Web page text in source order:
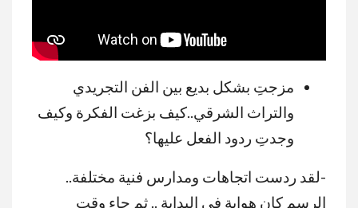
مزجتِ بشكل بديع بين الفن التجريدي
والتراث الشرقي..كيف بزغت الفكرة وكيف
وجدتِ ردود الفعل عليها؟
-لقد ردست اتجاهات ومدارس فنية مختلفة..
الرسم كان هواية فى البداية .. ثم جاء وقت